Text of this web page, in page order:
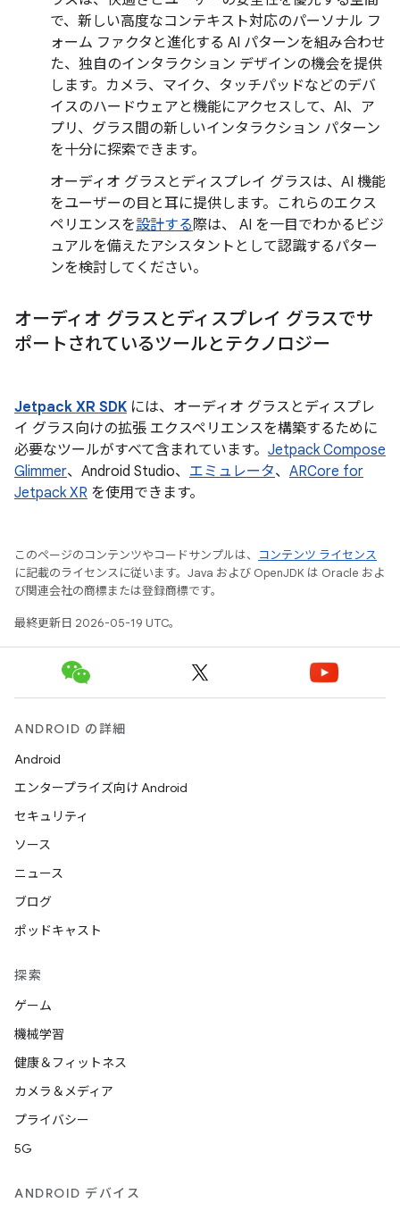
で、新しい高度なコンテキスト対応のパーソナル フ
ォーム ファクタと進化する AI パターンを組み合わせ
た、独自のインタラクション デザインの機会を提供
します。カメラ、マイク、タッチパッドなどのデバ
イスのハードウェアと機能にアクセスして、AI、ア
プリ、グラス間の新しいインタラクション パターン
を十分に探索できます。
オーディオ グラスとディスプレイ グラスは、AI 機能
をユーザーの目と耳に提供します。これらのエクス
ペリエンスを設計する 際は、 AI を一目でわかるビジ
ュアルを備えたアシスタントとして認識するパター
ンを検討してください。
オーディオ グラスとディスプレイ グラスでサ
ポートされているツールとテクノロジー
Jetpack XR SDK には、オーディオ グラスとディスプレ
イ グラス向けの拡張 エクスペリエンスを構築するために
必要なツールがすべて含まれています。 Jetpack Compose
Glimmer、Android Studio、 エミュレータ、 ARCore for
Jetpack XR を使用できます。
このページのコンテンツやコードサンプルは、
コンテンツ ライセンス
に記載のライセンスに従います。Java および OpenJDK は Oracle およ
び関連会社の商標または登録商標です。
最終更新日 2026-05-19 UTC。
ANDROID の詳細
Android
エンタープライズ向け Android
セキュリティ
ソース
ニュース
ブログ
ポッドキャスト
探索
ゲーム
機械学習
健康＆フィットネス
カメラ＆メディア
プライバシー
5G
ANDROID デバイス